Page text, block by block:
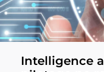
Intelligence